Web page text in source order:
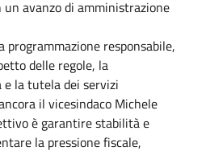
un avanzo di amministrazione
responsabile,
delle regole, la
la tutela dei servizi
il vicesindaco Michele
è garantire stabilità e
la pressione fiscale,